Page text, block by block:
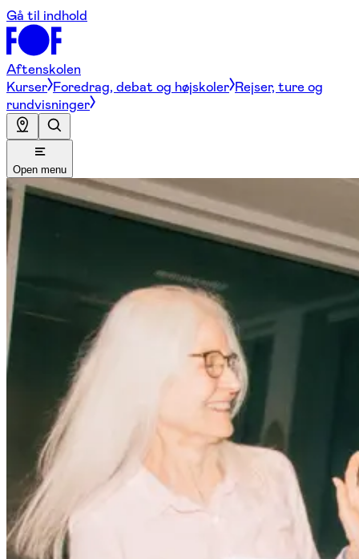
Gå til indhold
Aftenskolen
Kurser Foredrag, debat og højskoler Rejser, ture og
rundvisninger
Open menu